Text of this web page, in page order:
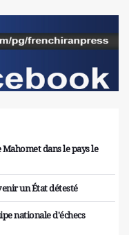
dans le pays le
un État détesté
nationale d'échecs